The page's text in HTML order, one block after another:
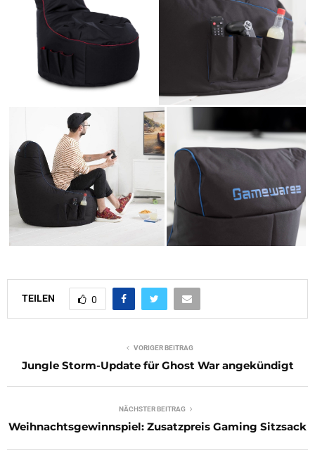
TEILEN 0
VORIGER BEITRAG
Jungle Storm-Update für Ghost War angekündigt
NÄCHSTER BEITRAG
Weihnachtsgewinnspiel: Zusatzpreis Gaming Sitzsack